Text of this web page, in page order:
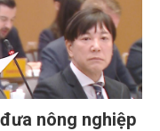
nông nghiệp